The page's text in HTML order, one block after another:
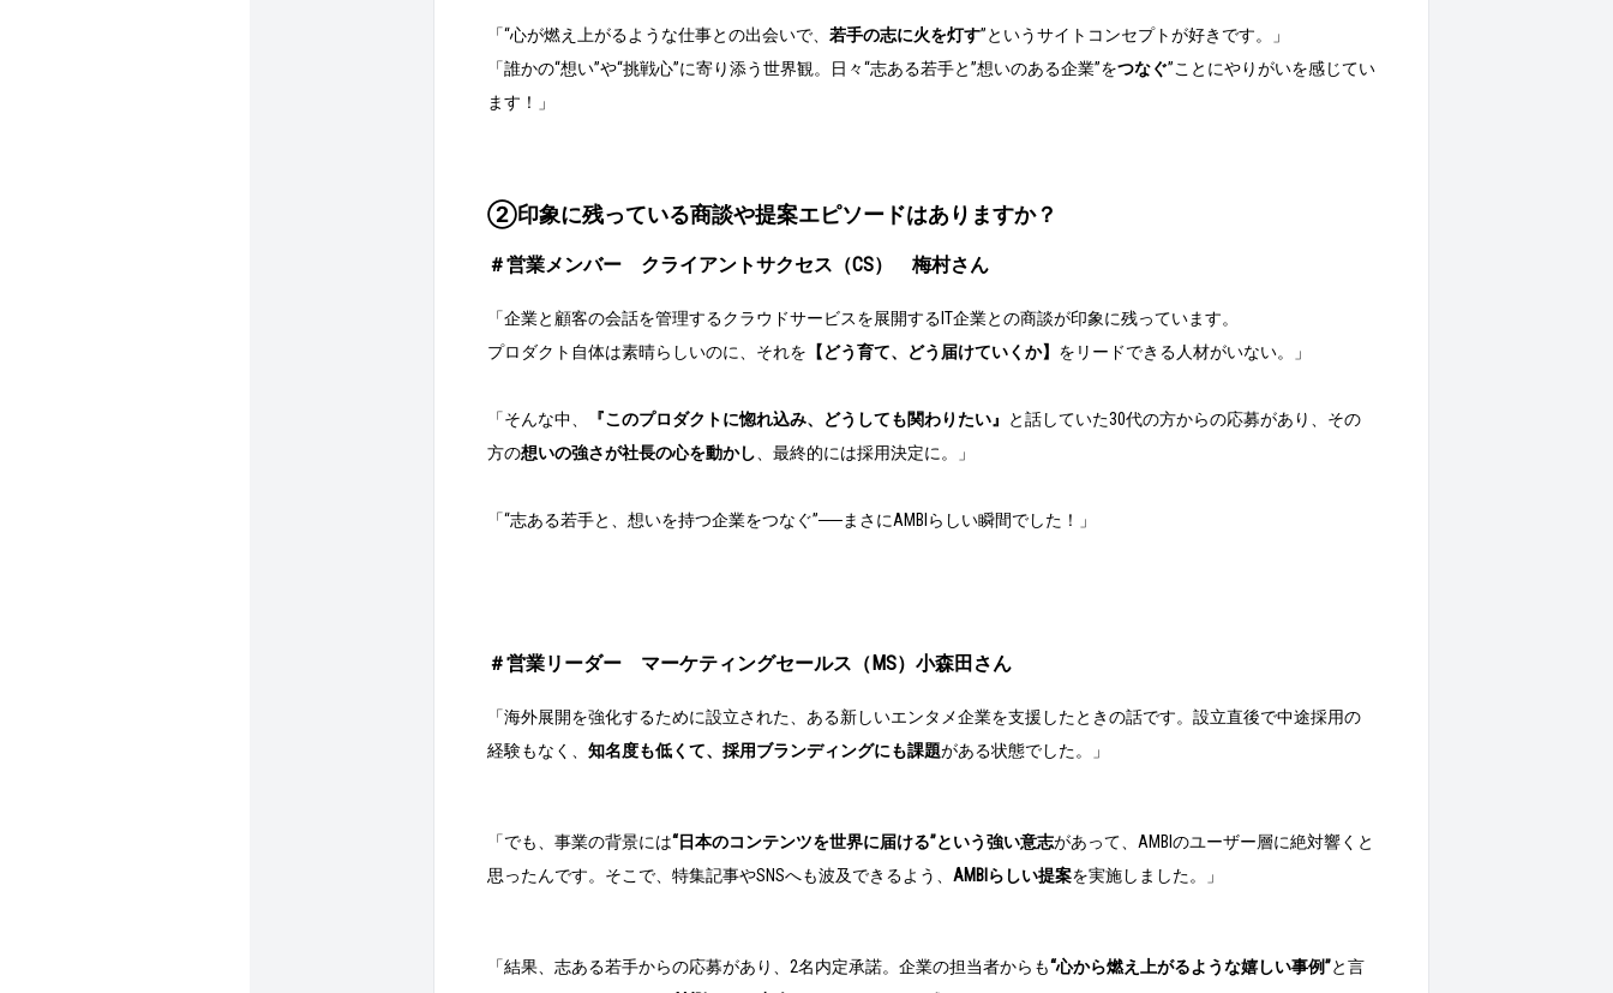
「“心が燃え上がるような仕事との出会いで、 若手の志に火を灯す”というサイトコンセプトが好きです。」
「誰かの“想い”や“挑戦心”に寄り添う世界観。日々“志ある若手と”想いのある企業”をつなぐ”ことにやりがいを感じてい
ます！」
②印象に残っている商談や提案エピソードはありますか？
＃営業メンバー クライアントサクセス（CS） 梅村さん
「企業と顧客の会話を管理するクラウドサービスを展開するIT企業との商談が印象に残っています。
プロダクト自体は素晴らしいのに、それを 【どう育て、どう届けていくか】 をリードできる人材がいない。」
「そんな中、 『このプロダクトに惚れ込み、どうしても関わりたい』
と話していた30代の方からの応募があり、その
方の想いの強さが社長の心を動かし 、最終的には採用決定に。」
「“志ある若手と、想いを持つ企業をつなぐ”──まさにAMBIらしい瞬間でした！」
＃営業リーダー マーケティングセールス（MS）小森田さん
「海外展開を強化するために設立された、ある新しいエンタメ企業を支援したときの話です。設立直後で中途採用の
経験もなく、 知名度も低くて、採用ブランディングにも課題がある状態でした。」
「でも、事業の背景には“日本のコンテンツを世界に届ける”という強い意志があって、AMBIのユーザー層に絶対響くと
思ったんです。そこで、特集記事やSNSへも波及できるよう、 AMBIらしい提案を実施しました。」
「結果、志ある若手からの応募があり、2名内定承諾。企業の担当者からも“心から燃え上がるような嬉しい事例”と言